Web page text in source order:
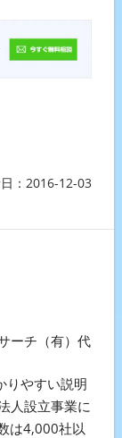
： 2016-12-03
ーチ（有）代
りやすい説明
人設立事業に
は4,000社以